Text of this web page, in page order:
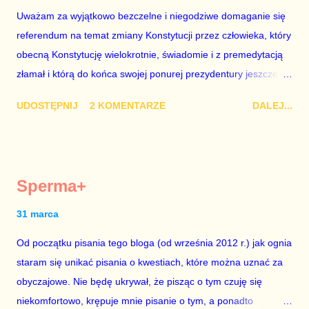
z roku 1951, czyli czasów stalinizmu. To pewnie dlatego, że nie
chciało mu przejść przez gardło pochwalenie gospodarczej
sytuacji naszego kraju z lat 2007-2015. Bardzo to małe i
smutne – niegodne premiera polskiego rządu. Generalnie, M...
Uważam za wyjątkowo bezczelne i niegodziwe domaganie się
referendum na temat zmiany Konstytucji przez człowieka, który
obecną Konstytucję wielokrotnie, świadomie i z premedytacją
złamał i którą do końca swojej ponurej prezydentury jeszcze
trwało pół roku, lokal do głosowania znajdował się w
mojej zgody. Prezydent Andrzej Duda zapowiedział, że złoży do
Senatu wniosek o dwudniowe referendum, które miałoby odbyć
nie chce – ani partia rządząca, ani partie opozycyjne. Jeśli w
siedzibie PiS zapadnie decyzja, aby głosować zgodnie z wolą
Dudy, obowiązkiem każdego przyzwoitego człowieka i
szanującego podstawowe reguły demokraty jest takie
UDOSTĘPNIJ 2 KOMENTARZE DALEJ...
Sperma+
31 marca
Od początku pisania tego bloga (od września 2012 r.) jak ognia
staram się unikać pisania o kwestiach, które można uznać za
obyczajowe. Nie będę ukrywał, że pisząc o tym czuję się
niekomfortowo, krępuje mnie pisanie o tym, a ponadto